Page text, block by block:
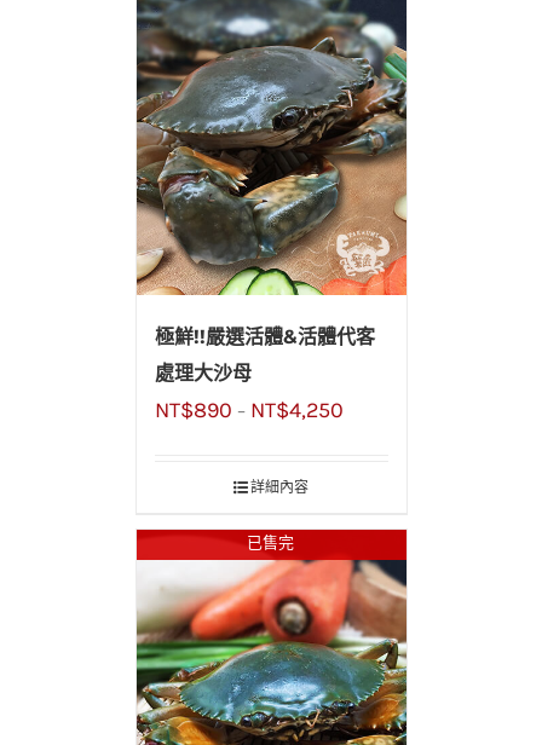
極鮮!!嚴選活體&活體代客
處理大沙母
NT$890 – NT$4,250
詳細內容
已售完